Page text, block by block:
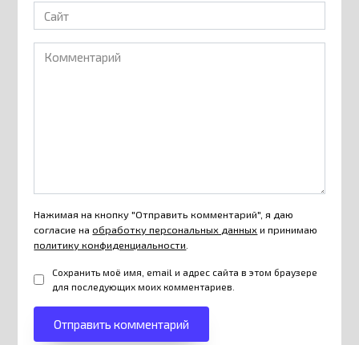
Сайт
Комментарий
Нажимая на кнопку "Отправить комментарий", я даю
согласие наобработку персональных данныхи принимаю
политику конфиденциальности.
Сохранить моё имя, email и адрес сайта в этом браузере
для последующих моих комментариев.